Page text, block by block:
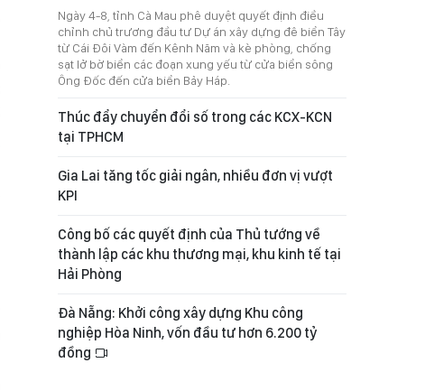
Ngày 4-8, tỉnh Cà Mau phê duyệt quyết định điều
chỉnh chủ trương đầu tư Dự án xây dựng đê biển Tây
từ Cái Đôi Vàm đến Kênh Năm và kè phòng, chống
sạt lở bờ biển các đoạn xung yếu từ cửa biển sông
Ông Đốc đến cửa biển Bảy Háp.
Thúc đẩy chuyển đổi số trong các KCX-KCN
tại TPHCM
Gia Lai tăng tốc giải ngân, nhiều đơn vị vượt
KPI
Công bố các quyết định của Thủ tướng về
thành lập các khu thương mại, khu kinh tế tại
Hải Phòng
Đà Nẵng: Khởi công xây dựng Khu công
nghiệp Hòa Ninh, vốn đầu tư hơn 6.200 tỷ
đồng